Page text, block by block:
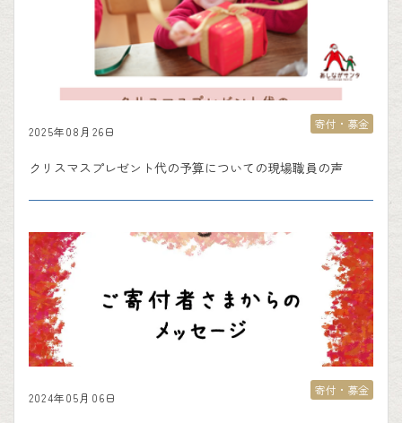
2025年08月26日
クリスマスプレゼント代の予算についての現場職員の声
寄付・募金
2024年05月06日
寄付・募金